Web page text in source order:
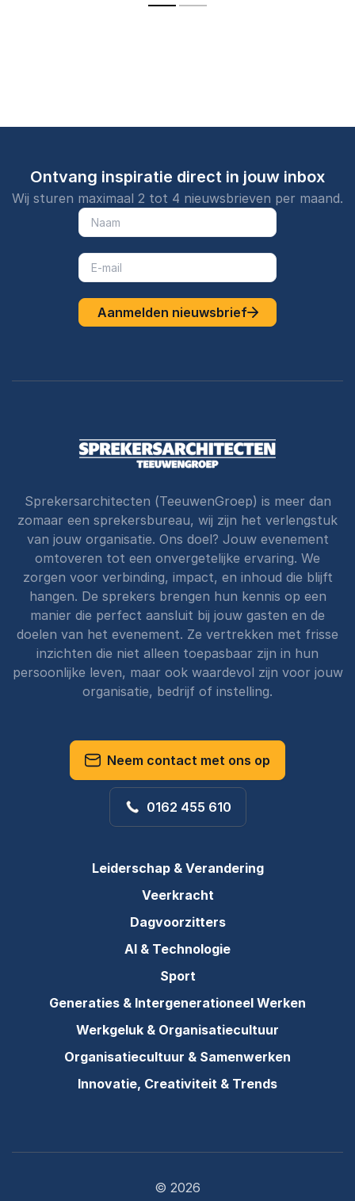
prestaties en echte
Ontvang inspiratie direct in jouw inbox
Wij sturen maximaal 2 tot 4 nieuwsbrieven per maand.
Aanmelden nieuwsbrief
Sprekersarchitecten (TeeuwenGroep) is meer dan
zomaar een sprekersbureau, wij zijn het verlengstuk
van jouw organisatie. Ons doel? Jouw evenement
omtoveren tot een onvergetelijke ervaring. We
zorgen voor verbinding, impact, en inhoud die blijft
hangen. De sprekers brengen hun kennis op een
manier die perfect aansluit bij jouw gasten en de
doelen van het evenement. Ze vertrekken met frisse
inzichten die niet alleen toepasbaar zijn in hun
persoonlijke leven, maar ook waardevol zijn voor jouw
organisatie, bedrijf of instelling.
Neem contact met ons op
0162 455 610
Leiderschap & Verandering
Veerkracht
Dagvoorzitters
AI & Technologie
Sport
Generaties & Intergenerationeel Werken
Werkgeluk & Organisatiecultuur
Organisatiecultuur & Samenwerken
Innovatie, Creativiteit & Trends
© 2026